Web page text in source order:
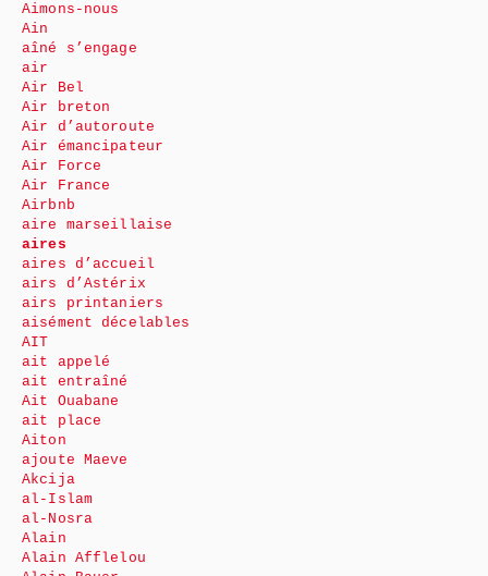
Aimons-nous
Ain
aîné s’engage
air
Air Bel
Air breton
Air d’autoroute
Air émancipateur
Air Force
Air France
Airbnb
aire marseillaise
aires
aires d’accueil
airs d’Astérix
airs printaniers
aisément décelables
AIT
ait appelé
ait entraîné
Ait Ouabane
ait place
Aiton
ajoute Maeve
Akcija
al-Islam
al-Nosra
Alain
Alain Afflelou